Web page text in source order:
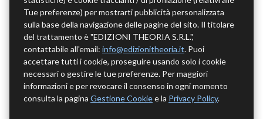
Tue preferenze) per mostrarti pubblicità personalizzata
sulla base della navigazione delle pagine del sito. Il titolare
del trattamento è "EDIZIONI THEORIA S.R.L.",
contattabile all'email: info@edizionitheoria.it. Puoi
accettare tutti i cookie, proseguire usando solo i cookie
necessari o gestire le tue preferenze. Per maggiori
informazioni e per revocare il consenso in ogni momento
consulta la pagina Gestione Cookiee la Privacy Policy.